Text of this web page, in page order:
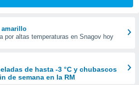
amarillo
por altas temperaturas en Snagov hoy
de hasta -3 °C y chubascos
de semana en la RM